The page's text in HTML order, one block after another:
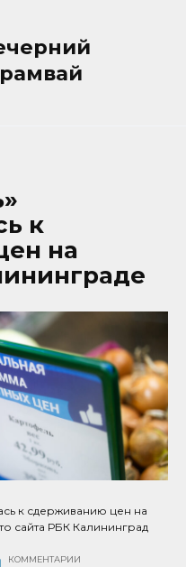
к
на
к сдерживанию цен на
сайта РБК Калининград
КОММЕНТАРИИ